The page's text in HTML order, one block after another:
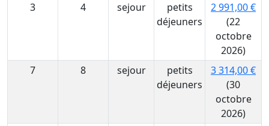
3
4 sejour
petits
déjeuners
2 991,00 €
(22
octobre
2026)
7
8 sejour
petits
déjeuners
3 314,00 €
(30
octobre
2026)